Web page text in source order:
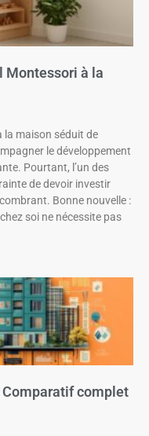
Montessori à la
la maison séduit de
le développement
Pourtant, l’un des
de devoir investir
Bonne nouvelle :
soi ne nécessite pas
complet